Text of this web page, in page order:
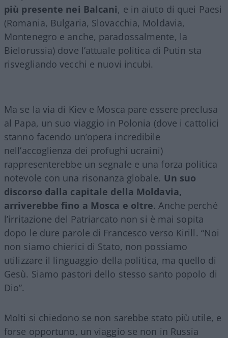
più presente nei Balcani, e in aiuto di quei Paesi
(Romania, Bulgaria, Slovacchia, Moldavia,
Montenegro e anche, paradossalmente, la
Bielorussia) dove l’attuale politica di Putin sta
risvegliando vecchi e nuovi incubi.
Ma se la via di Kiev e Mosca pare essere preclusa
al Papa, un suo viaggio in Polonia (dove i cattolici
stanno facendo un’opera incredibile
nell’accoglienza dei profughi ucraini)
rappresenterebbe un segnale e una forza politica
notevole con una risonanza globale. Un suo
discorso dalla capitale della Moldavia,
arriverebbe fino a Mosca e oltre. Anche perché
l’irritazione del Patriarcato non si è mai sopita
dopo le dure parole di Francesco verso Kirill. “Noi
non siamo chierici di Stato, non possiamo
utilizzare il linguaggio della politica, ma quello di
Gesù. Siamo pastori dello stesso santo popolo di
Dio”.
Molti si chiedono se non sarebbe stato più utile, e
forse opportuno, un viaggio se non in Russia